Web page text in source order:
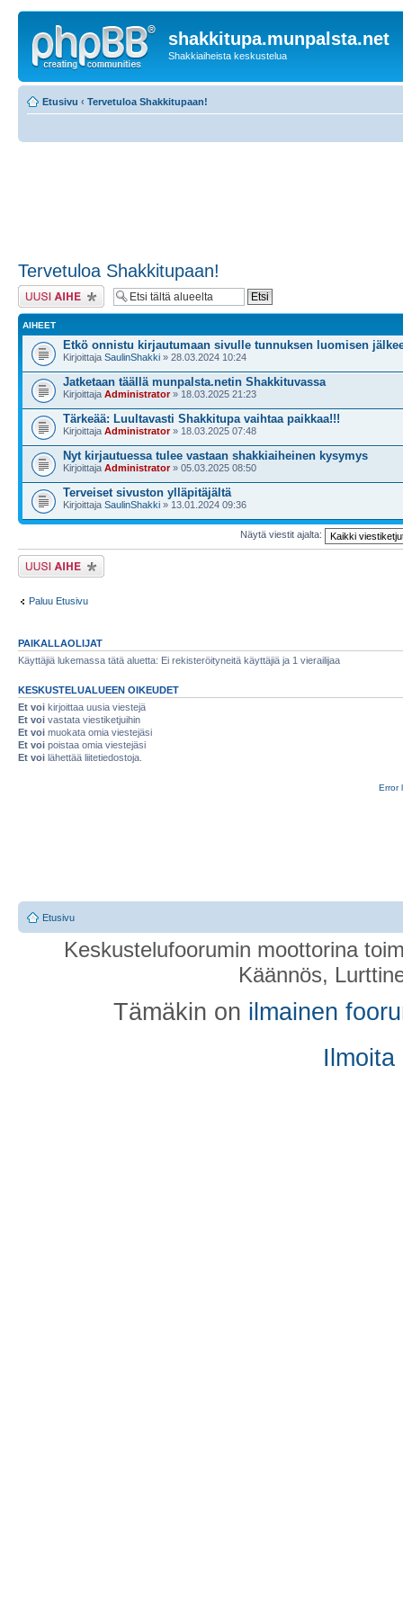
shakkitupa.munpalsta.net
Shakkiaiheista keskustelua
Etusivu ‹ Tervetuloa Shakkitupaan!
Tervetuloa Shakkitupaan!
Lähetä uusi viesti
AIHEET
Etkö onnistu kirjautumaan sivulle tunnuksen luomisen
Kirjoittaja SaulinShakki » 28.03.2024 10:24
Jatketaan täällä munpalsta.netin Shakkituvassa
Kirjoittaja Administrator» 18.03.2025 21:23
Tärkeää: Luultavasti Shakkitupa vaihtaa paikkaa!!!
Kirjoittaja Administrator» 18.03.2025 07:48
Nyt kirjautuessa tulee vastaan shakkiaiheinen kysymys
Kirjoittaja Administrator» 05.03.2025 08:50
Terveiset sivuston ylläpitäjältä
Kirjoittaja SaulinShakki » 13.01.2024 09:36
Näytä viestit ajalta:
Lähetä uusi viesti
Paluu Etusivu
PAIKALLAOLIJAT
Käyttäjiä lukemassa tätä aluetta: Ei rekisteröityneitä käyttäjiä ja 1 vierailijaa
KESKUSTELUALUEEN OIKEUDET
Et voi kirjoittaa uusia viestejä
Et voi vastata viestiketjuihin
Et voi muokata omia viestejäsi
Et voi poistaa omia viestejäsi
Et voi lähettää liitetiedostoja.
Error
Etusivu
Keskustelufoorumin moottorina
Käännös,
Tämäkin on ilmainen